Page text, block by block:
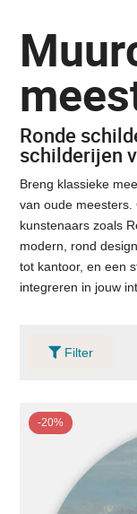
Ronde
schilderijen
Breng klassieke
van oude meesters.
kunstenaars zoals
modern, rond
tot kantoor, en een
integreren in jouw
Filter
-20%